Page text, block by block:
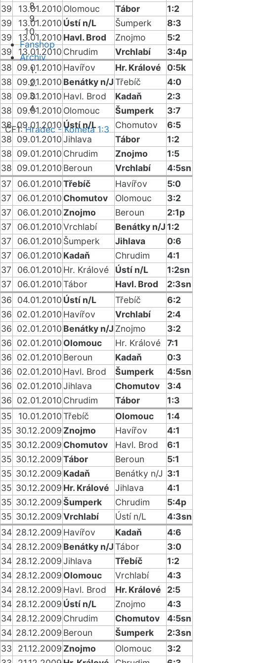
Fanshop
Archiv
ČF1:Hradec - Kometa 1:3
39
13.01.2010 Olomouc Tábor
1:2
39
13.01.2010 Ústí n/L Šumperk
8:3
39
13.01.2010 Havl. Brod Znojmo
5:2
39
13.01.2010 Chrudim Vrchlabí
3:4p
38 09.01.2010 Havířov Hr. Králové
0:5k
38 09.01.2010 Benátky n/JTřebíč
4:0
38 09.01.2010 Havl. Brod Kadaň
2:3
38 09.01.2010 Olomouc Šumperk
3:7
38 09.01.2010 Ústí n/L Chomutov
6:5
38 09.01.2010Jihlava Tábor
1:2
38 09.01.2010 Chrudim Znojmo
1:5
38 09.01.2010 Beroun Vrchlabí
4:5sn
37
06.01.2010Třebíč Havířov
5:0
37
06.01.2010 Chomutov Olomouc
3:2
37
06.01.2010 Znojmo Beroun
2:1p
37
06.01.2010Vrchlabí Benátky n/J 1:2
37
06.01.2010 Šumperk Jihlava
0:6
37
06.01.2010 Kadaň Chrudim
4:1
37
06.01.2010 Hr. Králové Ústí n/L
1:2sn
37
06.01.2010Tábor Havl. Brod
2:3sn
36
04.01.2010 Ústí n/L Třebíč
6:2
36 02.01.2010 Havířov Vrchlabí
2:4
36 02.01.2010 Benátky n/J Znojmo
3:2
36 02.01.2010 Olomouc Hr. Králové
7:1
36 02.01.2010 Beroun Kadaň
0:3
36 02.01.2010 Havl. Brod Šumperk
4:5sn
36 02.01.2010Jihlava Chomutov
3:4
36 02.01.2010 Chrudim Tábor
1:3
35
10.01.2010Třebíč Olomouc
1:4
35 30.12.2009 Znojmo Havířov
4:1
35 30.12.2009 Chomutov Havl. Brod
6:1
35 30.12.2009Tábor Beroun
5:1
35 30.12.2009 Kadaň Benátky n/J 3:1
35 30.12.2009 Hr. Králové Jihlava
4:1
35 30.12.2009Šumperk Chrudim
5:4p
35 30.12.2009Vrchlabí Ústí n/L
4:3sn
34 28.12.2009 Havířov Kadaň
4:6
34 28.12.2009 Benátky n/JTábor
3:0
34 28.12.2009Jihlava Třebíč
1:2
34 28.12.2009 Olomouc Vrchlabí
4:3
34 28.12.2009 Havl. Brod Hr. Králové
2:5
34 28.12.2009 Ústí n/L Znojmo
4:3
34 28.12.2009 Chrudim Chomutov
4:5sn
34 28.12.2009 Beroun Šumperk
2:3sn
33
21.12.2009 Znojmo Olomouc
3:2